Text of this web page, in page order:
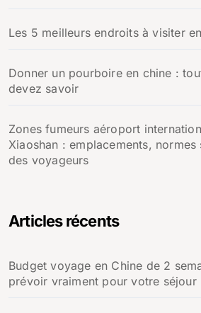
Les 5 meilleurs endroits à visiter
Donner un pourboire en chine :
devez savoir
Zones fumeurs aéroport
Xiaoshan : emplacements,
des voyageurs
Articles récents
Budget voyage en Chine de 2
prévoir vraiment pour votre séjour